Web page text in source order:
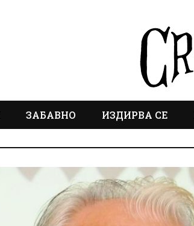
ЗАБАВНО ИЗДИРВА СЕ